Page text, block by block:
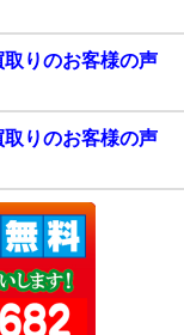
りのお客様の声
りのお客様の声